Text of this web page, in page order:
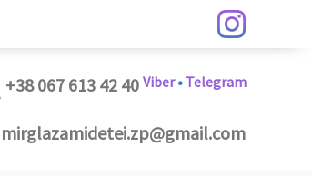
+38 067 613 42 40 Viber• Telegram
mirglazamidetei.zp@gmail.com